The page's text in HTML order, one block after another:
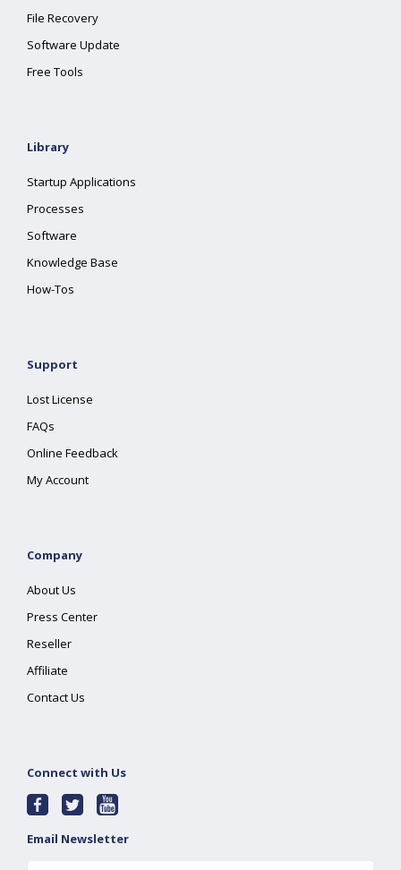
File Recovery
Software Update
Free Tools
Library
Startup Applications
Processes
Software
Knowledge Base
How-Tos
Support
Lost License
FAQs
Online Feedback
My Account
Company
About Us
Press Center
Reseller
Affiliate
Contact Us
Connect with Us
Email Newsletter